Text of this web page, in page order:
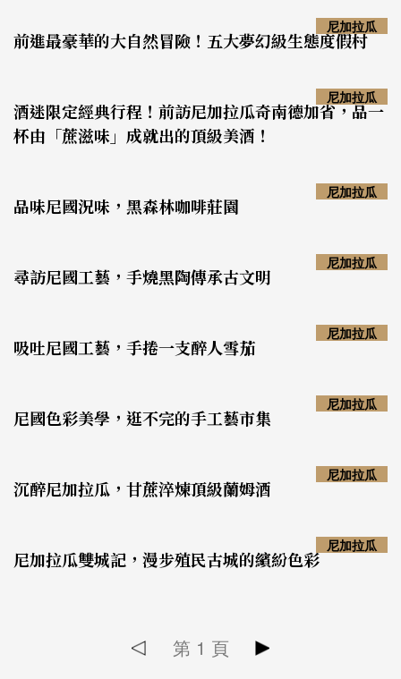
前進最豪華的大自然冒險！五大夢幻級生態度假村
尼加拉瓜
酒迷限定經典行程！前訪尼加拉瓜奇南德加省，品一
杯由「蔗滋味」成就出的頂級美酒！
尼加拉瓜
品味尼國況味，黑森林咖啡莊園
尼加拉瓜
尋訪尼國工藝，手燒黑陶傳承古文明
尼加拉瓜
吸吐尼國工藝，手捲一支醉人雪茄
尼加拉瓜
尼國色彩美學，逛不完的手工藝市集
尼加拉瓜
沉醉尼加拉瓜，甘蔗淬煉頂級蘭姆酒
尼加拉瓜
尼加拉瓜雙城記，漫步殖民古城的繽紛色彩
尼加拉瓜
第 1 頁